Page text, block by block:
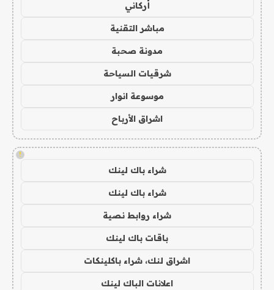
أركاني
مباشر التقنية
مدونة صحبة
شرقيات السياحة
موسوعة انوار
اشراق الأرباح
!
شراء باك لينك
شراء باك لينك
شراء روابط نصية
باقات باك لينك
اشراق لنك، شراء باكلينكات
اعلانات الباك لينك